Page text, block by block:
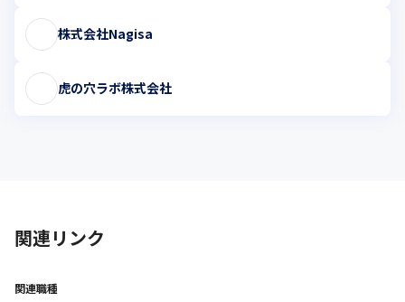
株式会社Nagisa
虎の穴ラボ株式会社
関連リンク
関連職種